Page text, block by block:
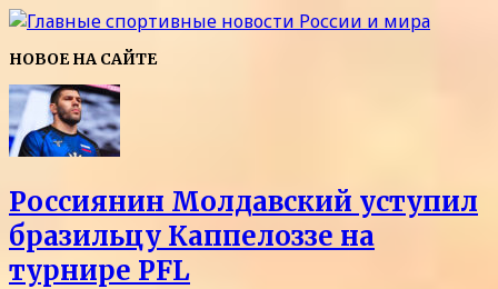
НОВОЕ НА САЙТЕ
Россиянин Молдавский уступил
бразильцу Каппелоззе на
турнире PFL